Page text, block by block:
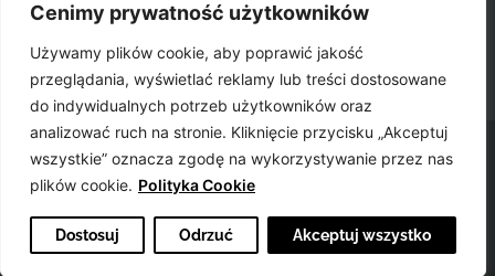
Cenimy prywatność użytkowników
Używamy plików cookie, aby poprawić jakość
przeglądania, wyświetlać reklamy lub treści dostosowane
do indywidualnych potrzeb użytkowników oraz
analizować ruch na stronie. Kliknięcie przycisku „Akceptuj
wszystkie” oznacza zgodę na wykorzystywanie przez nas
plików cookie. Polityka Cookie
Dostosuj Odrzuć Akceptuj wszystko
Prawa autorskie i wykorzystywanie treści serwisu
Źródła
Easyvoice.pl © 2006-2022. Wszystkie prawa zastrzeżone. Stronę zrobiły: